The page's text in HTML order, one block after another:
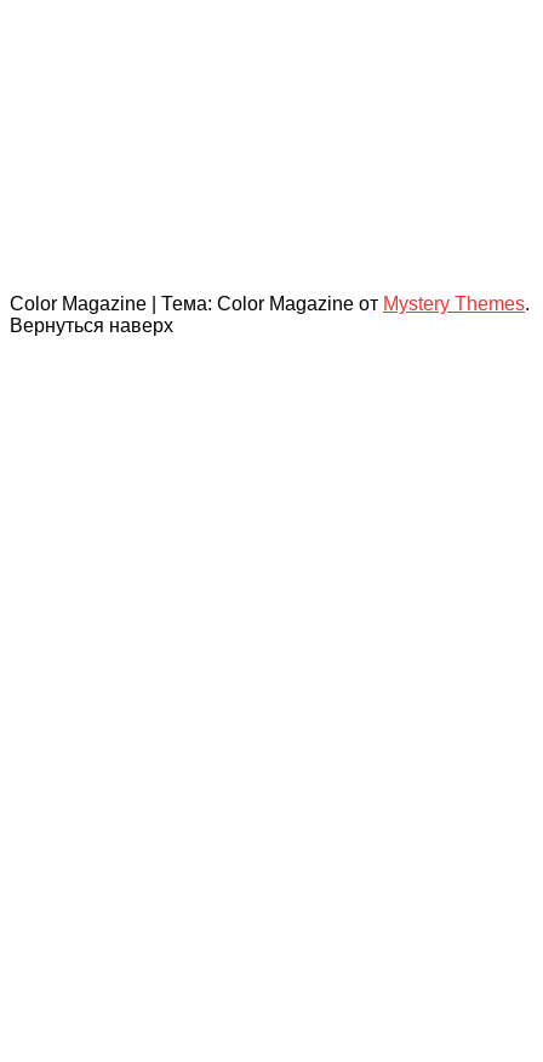
Color Magazine Тема: Color Magazine от Mystery Themes.
Вернуться наверх